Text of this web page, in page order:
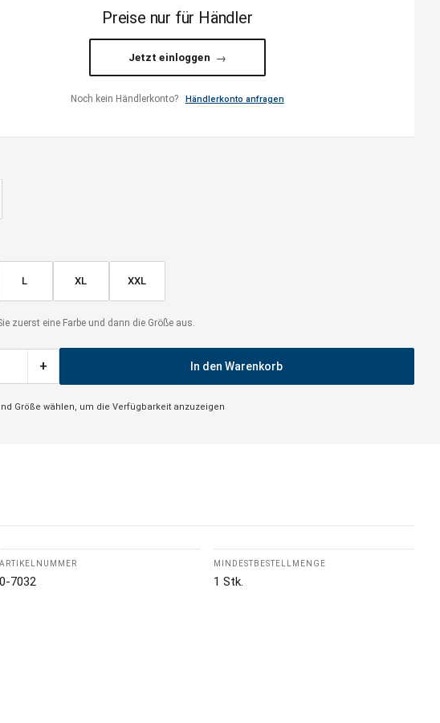
Preise nur für Händler
Jetzt einloggen
Noch kein Händlerkonto? Händlerkonto anfragen
L XL XXL
zuerst eine Farbe und dann die Größe aus.
+ In den Warenkorb
Größe wählen, um die Verfügbarkeit anzuzeigen
ARTIKELNUMMER
0-7032
MINDESTBESTELLMENGE
1 Stk.